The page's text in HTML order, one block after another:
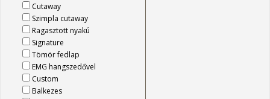
Cutaway
Szimpla cutaway
Ragasztott nyakú
Signature
Tömör fedlap
EMG hangszedővel
Custom
Balkezes